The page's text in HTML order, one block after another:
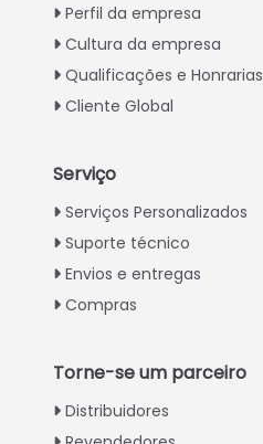
Perfil da empresa
Cultura da empresa
Qualificações e Honrarias
Cliente Global
Serviço
Serviços Personalizados
Suporte técnico
Envios e entregas
Compras
Torne-se um parceiro
Distribuidores
Swahili
Urdu
Greek
Italian